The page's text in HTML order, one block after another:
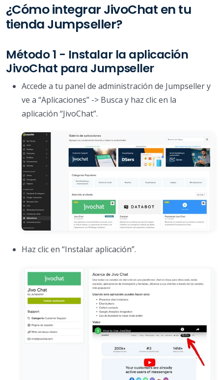
¿Cómo integrar JivoChat en tu
tienda Jumpseller?
Método 1 - Instalar la aplicación
JivoChat para Jumpseller
Accede a tu panel de administración de Jumpseller y
ve a “Aplicaciones” -> Busca y haz clic en la
aplicación “JivoChat”.
Haz clic en “Instalar aplicación”.